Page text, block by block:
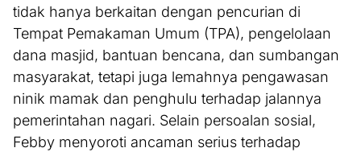
tidak hanya berkaitan dengan pencurian di
Tempat Pemakaman Umum (TPA), pengelolaan
dana masjid, bantuan bencana, dan sumbangan
masyarakat, tetapi juga lemahnya pengawasan
ninik mamak dan penghulu terhadap jalannya
pemerintahan nagari. Selain persoalan sosial,
Febby menyoroti ancaman serius terhadap